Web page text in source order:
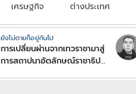
เศรษฐกิจ ต่างประเทศ
ยังไม่ตายก็อยู่กันไป
การเปลี่ยนผ่านจากเทวราชามาสู่
การสถาปนาอัตลักษณ์ราชาธิป